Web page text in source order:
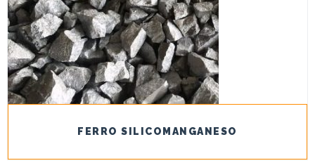
FERRO SILICOMANGANESO